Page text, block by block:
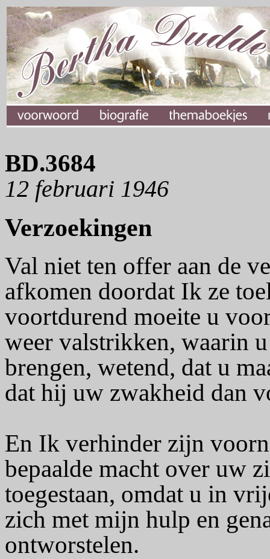
BD.3684
12 februari 1946
Verzoekingen
Val niet ten offer aan de
afkomen doordat Ik ze
voortdurend moeite u
weer valstrikken, waarin
brengen, wetend, dat u
dat hij uw zwakheid dan
En Ik verhinder zijn
bepaalde macht over uw
toegestaan, omdat u in
zich met mijn hulp en
ontworstelen.